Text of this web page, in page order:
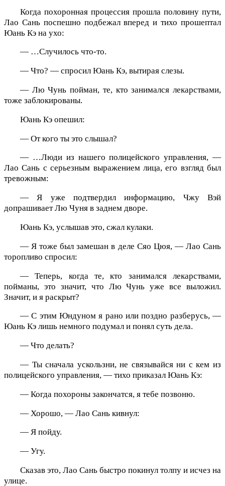
Когда похоронная процессия прошла половину пути,
Лао Сань поспешно подбежал вперед и тихо прошептал
Юань Кэ на ухо:
— …Случилось что-то.
— Что? — спросил Юань Кэ, вытирая слезы.
— Лю Чунь пойман, те, кто занимался лекарствами,
тоже заблокированы.
Юань Кэ опешил:
— От кого ты это слышал?
— …Люди из нашего полицейского управления, —
Лао Сань с серьезным выражением лица, его взгляд был
тревожным:
— Я уже подтвердил информацию, Чжу Вэй
допрашивает Лю Чуня в заднем дворе.
Юань Кэ, услышав это, сжал кулаки.
— Я тоже был замешан в деле Сяо Цюя, — Лао Сань
торопливо спросил:
— Теперь, когда те, кто занимался лекарствами,
пойманы, это значит, что Лю Чунь уже все выложил.
Значит, и я раскрыт?
— С этим Юндуном я рано или поздно разберусь, —
Юань Кэ лишь немного подумал и понял суть дела.
— Что делать?
— Ты сначала ускользни, не связывайся ни с кем из
полицейского управления, — тихо приказал Юань Кэ:
— Когда похороны закончатся, я тебе позвоню.
— Хорошо, — Лао Сань кивнул:
— Я пойду.
— Угу.
Сказав это, Лао Сань быстро покинул толпу и исчез на
улице.